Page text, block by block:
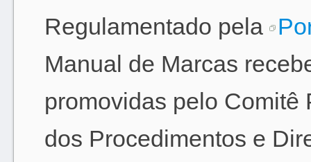
Regulamentado pela
Manual de Marcas
promovidas pelo Comitê
dos Procedimentos e